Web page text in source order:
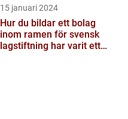
15 januari 2024
Hur du bildar ett bolag
inom ramen för svensk
lagstiftning har varit ett